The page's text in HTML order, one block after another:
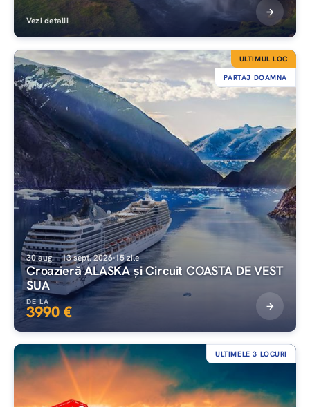
Vezi detalii
30 aug. – 13 sept. 202615 zile
Croazieră ALASKA și Circuit COASTA DE VEST
SUA
DE LA
3990 €
ULTIMUL LOC
PARTAJ DOAMNA
ULTIMELE 3 LOCURI